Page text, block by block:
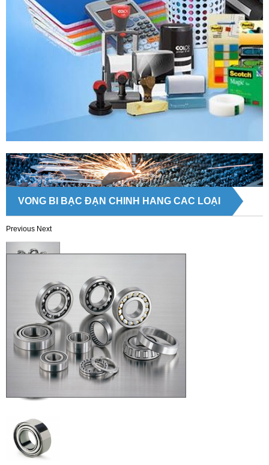
VÒNG BI BẠC ĐẠN CHÍNH HÃNG CÁC LOẠI
Previous Next